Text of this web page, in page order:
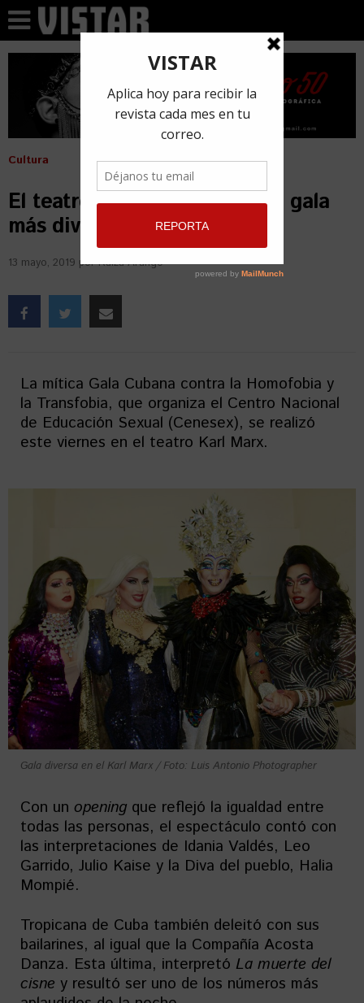
Cultura
El teatro Karl Marx realiza su gala
más diversa
13 mayo, 2019 porRaiza Arango
La mítica Gala Cubana contra la Homofobia y
la Transfobia, que organiza el Centro Nacional
de Educación Sexual (Cenesex), se realizó
este viernes en el teatro Karl Marx.
Gala diversa en el Karl Marx / Foto: Luis Antonio Photographer
Con un opening que reflejó la igualdad entre
todas las personas, el espectáculo contó con
las interpretaciones de Idania Valdés, Leo
Garrido, Julio Kaise y la Diva del pueblo, Halia
Mompié.
Tropicana de Cuba también deleitó con sus
bailarines, al igual que la Compañía Acosta
Danza. Esta última, interpretó La muerte del
cisne y resultó ser uno de los números más